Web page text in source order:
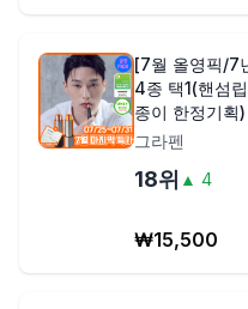
[7월 올영픽/7
4종 택1(핸섬
종이 한정기획)
그라펜
18위 ▲ 4
₩15,500